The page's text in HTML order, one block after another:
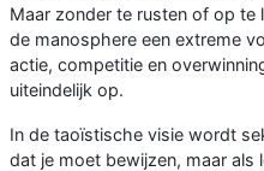
Maar zonder te rusten of op te
de manosphere een extreme
actie, competitie en
uiteindelijk op.
In de taoïstische visie wordt
dat je moet bewijzen, maar als